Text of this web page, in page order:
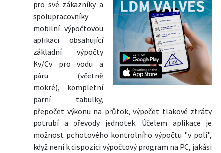
pro své zákazníky a
spolupracovníky
mobilní výpočtovou
aplikaci obsahující
základní výpočty
Kv/Cv pro vodu a
páru (včetně
mokré), kompletní
parní tabulky,
přepočet výkonu na průtok, výpočet tlakové ztráty
potrubí a převody jednotek. Účelem aplikace je
možnost pohotového kontrolního výpočtu "v poli",
když není k dispozici výpočtový program na PC, jakási